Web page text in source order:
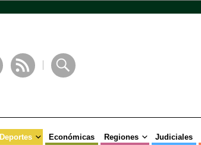
Deportes Económicas Regiones Judiciales